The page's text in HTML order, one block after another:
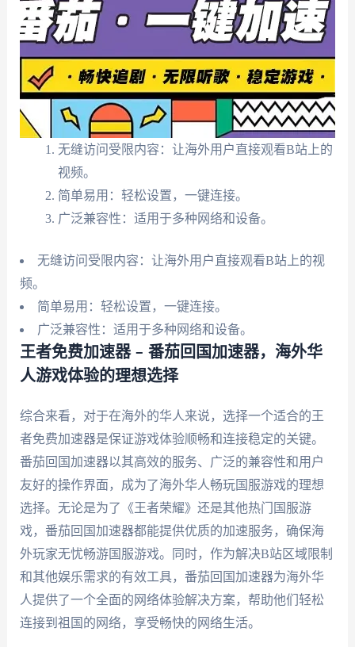
无缝访问受限内容：让海外用户直接观看B站上的
视频。
简单易用：轻松设置，一键连接。
广泛兼容性：适用于多种网络和设备。
无缝访问受限内容：让海外用户直接观看B站上的视
频。
简单易用：轻松设置，一键连接。
广泛兼容性：适用于多种网络和设备。
王者免费加速器 – 番茄回国加速器，海外华
人游戏体验的理想选择
综合来看，对于在海外的华人来说，选择一个适合的王
者免费加速器是保证游戏体验顺畅和连接稳定的关键。
番茄回国加速器以其高效的服务、广泛的兼容性和用户
友好的操作界面，成为了海外华人畅玩国服游戏的理想
选择。无论是为了《王者荣耀》还是其他热门国服游
戏，番茄回国加速器都能提供优质的加速服务，确保海
外玩家无忧畅游国服游戏。同时，作为解决B站区域限制
和其他娱乐需求的有效工具，番茄回国加速器为海外华
人提供了一个全面的网络体验解决方案，帮助他们轻松
连接到祖国的网络，享受畅快的网络生活。